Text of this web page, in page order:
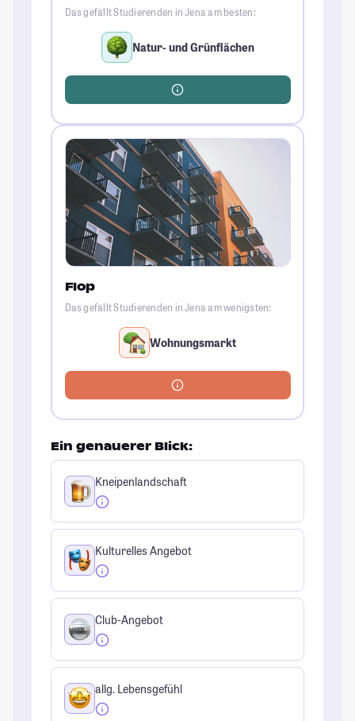
Das gefällt Studierenden in Jena am besten:
Natur- und Grünflächen
Flop
Das gefällt Studierenden in Jena am wenigsten:
Wohnungsmarkt
Ein genauerer Blick:
Kneipenlandschaft
Kulturelles Angebot
Club-Angebot
allg. Lebensgefühl